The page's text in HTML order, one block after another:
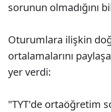
sorunun olmadığını
Oturumlara ilişkin
ortalamalarını
yer verdi:
"TYT'de ortaöğretim